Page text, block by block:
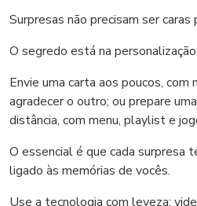
Surpresas não precisam ser
O segredo está na
Envie uma carta aos poucos, com
agradecer o outro; ou prepare
distância, com menu, playlist e
O essencial é que cada surpresa
ligado às memórias de vocês.
Use a tecnologia com leveza: